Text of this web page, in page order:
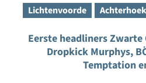
Lichtenvoorde Achterhoek
Eerste headliners Zwarte
Dropkick Murphys,
Temptation